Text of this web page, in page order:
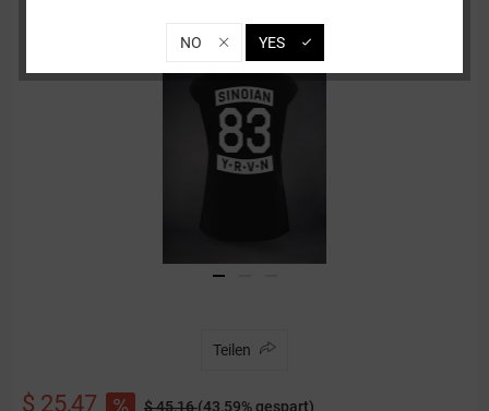
Teilen
$ 25,47 $ 45,16(43,59% gespart)
NO YES